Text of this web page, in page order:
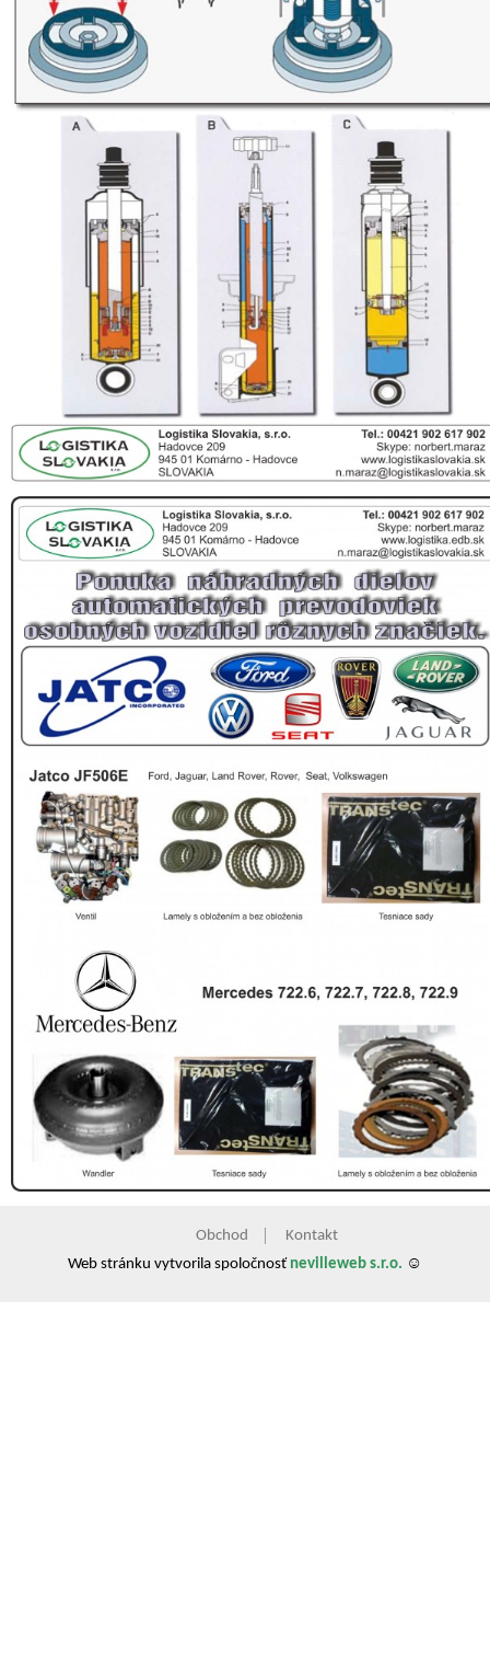
Obchod
Kontakt
Web stránku vytvorila spoločnosť nevilleweb s.r.o. ☺